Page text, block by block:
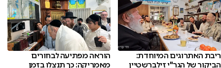
ריבת האתרוגים המיוחדת:
הביקור של הגר"י זילברשטיין
הוראה מפתיעה לבחורים
מאמריקה: כך תנצלו בזמן